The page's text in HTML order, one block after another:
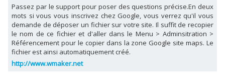
Passez par le support pour poser des questions précise.En deux
mots si vous vous inscrivez chez Google, vous verrez qu'il vous
demande de déposer un fichier sur votre site. Il suffit de recopier
le nom de ce fichier et d'aller dans le Menu > Adminsitration >
Référencement pour le copier dans la zone Google site maps. Le
fichier est ainsi automatiquement créé.
http://www.wmaker.net